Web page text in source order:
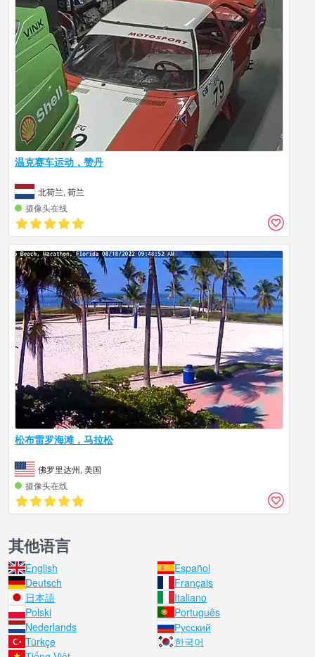
温克赛车运动，赞丹
北荷兰, 荷兰
摄像头在线
松布雷罗海滩，马拉松
佛罗里达州, 美国
摄像头在线
其他语言
English
Español
Deutsch
Français
日本語
Italiano
Polski
Português
Nederlands
Русский
Türkçe
한국어